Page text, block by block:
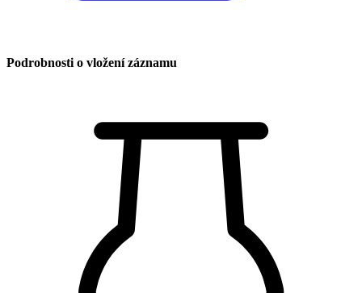
Podrobnosti o vložení záznamu